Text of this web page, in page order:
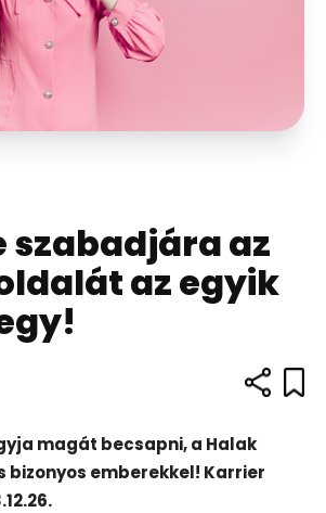
szabadjára az
az egyik
magát becsapni, a Halak
bizonyos emberekkel! Karrier